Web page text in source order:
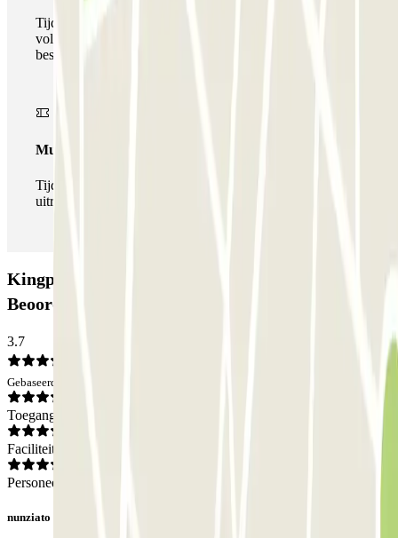
Tijdens uw verblijf kunt u gebruik maken van het
volledige netwerk van parkeergarages van deze operator,
beschikbaar bij Parclick.
Multipass
Tijdens je verblijf kun je de parkeerplaats zo vaak in- en
uitrijden als je wilt.
Kingparking Malpensa - Shuttle - Coperto:
Beoordelingen
3.7
Gebaseerd op 4 meningen
Toegang
Faciliteiten
Personeel
nunziato